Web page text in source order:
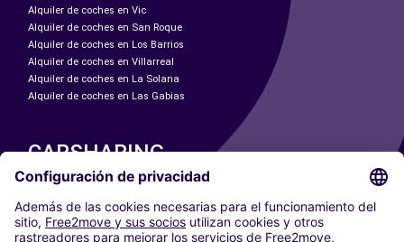
Alquiler de coches en Vic
Alquiler de coches en San Roque
Alquiler de coches en Los Barrios
Alquiler de coches en Villarreal
Alquiler de coches en La Solana
Alquiler de coches en Las Gabias
CARSHARING
NUESTRAS CIUDADES
Paris
Madrid